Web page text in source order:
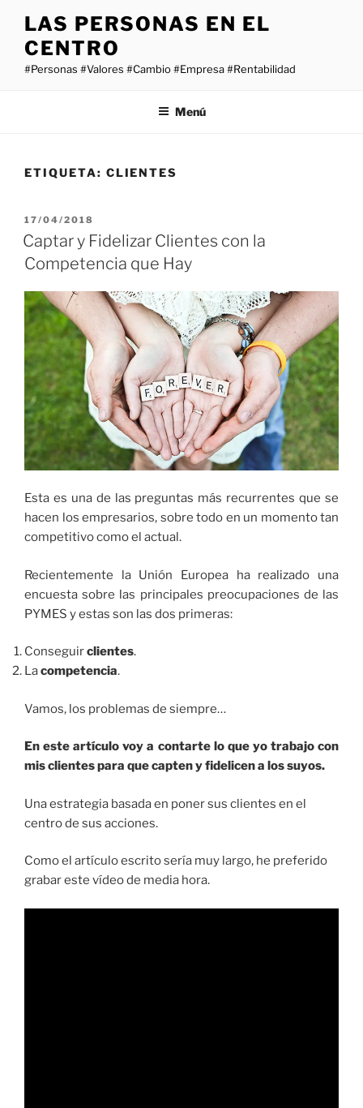
contenido
LAS PERSONAS EN EL
CENTRO
#Personas #Valores #Cambio #Empresa #Rentabilidad
Menú
ETIQUETA: CLIENTES
PUBLICADO
EL
17/04/2018
Captar y Fidelizar Clientes con la
Competencia que Hay
Esta es una de las preguntas más recurrentes que se
hacen los empresarios, sobre todo en un momento tan
competitivo como el actual.
Recientemente la Unión Europea ha realizado una
encuesta sobre las principales preocupaciones de las
PYMES y estas son las dos primeras:
Conseguirclientes.
Lacompetencia.
Vamos, los problemas de siempre…
En este artículo voy a contarte lo que yo trabajo con
mis clientes para que capten y fidelicen a los suyos.
Una estrategia basada en poner sus clientes en el
centro de sus acciones.
Como el artículo escrito sería muy largo, he preferido
grabar este vídeo de media hora.